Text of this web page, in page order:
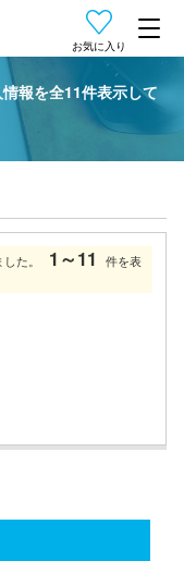
お気に入り
報を全11件表示して
た。 1～11
件を表